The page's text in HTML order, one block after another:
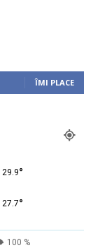
ÎMI PLACE
29.9°
27.7°
100 %